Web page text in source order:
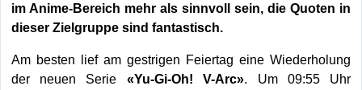
im Anime-Bereich mehr als sinnvoll sein, die Quoten in
dieser Zielgruppe sind fantastisch.
Am besten lief am gestrigen Feiertag eine Wiederholung
der neuen Serie «Yu-Gi-Oh! V-Arc». Um 09:55 Uhr